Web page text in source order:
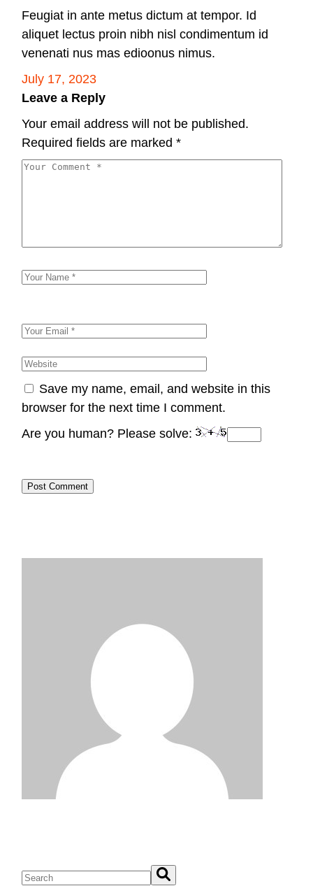
Feugiat in ante metus dictum at tempor. Id
aliquet lectus proin nibh nisl condimentum id
venenati nus mas edioonus nimus.
July 17, 2023
Leave a Reply
Your email address will not be published.
Required fields are marked*
Save my name, email, and website in this
browser for the next time I comment.
Are you human? Please solve:
Post Comment